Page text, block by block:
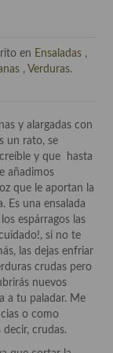
aditivos
críticos,
en Ensaladas ,
, Verduras.
y alargadas con
un rato, se
y que hasta
añadimos
que le aportan la
Es una ensalada
espárragos las
si no te
las dejas enfriar
crudas pero
nuevos
a tu paladar. Me
o como
crudas.